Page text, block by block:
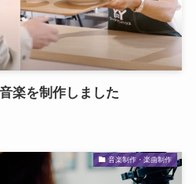
楽を制作しました
音楽制作・楽曲制作